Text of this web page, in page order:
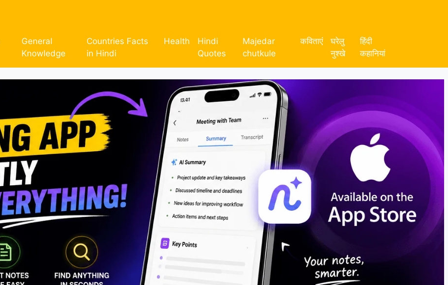
General
Knowledge
Countries Facts
in Hindi
Health
Hindi
Quotes
Majedar
chutkule
कविताएं
घरेलु
नुश्खे
हिंदी
कहानियां